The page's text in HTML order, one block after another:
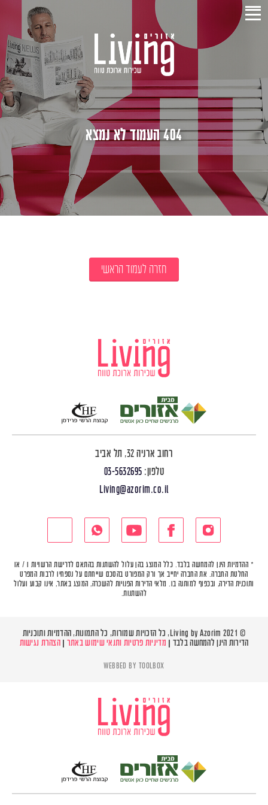
404 העמוד לא נמצא
חזרה לעמוד הראשי
רחוב ארניה 32, תל אביב
טלפון: 03-5632695
Living@azorim.co.il
* ההדמיות הינן להמחשה בלבד. כלל המוצג בהן עלול להשתנות בהתאם לדרישת הרשויות ו / או
החלטת החברה. את החברה יחייב אך ורק המפורט בהסכם שייחתם על נספחיו לרבות המפרט
ותוכנית הדירה, ובכפוף למותנה בו. מלאי הדירות הפנויות להשכרה, המוצג באתר, אינו קבוע ועלול
להשתנות.
© Living by Azorim 2021, כל הזכויות שמורות, כל התמונות, ההדמיות ותוכניות
הדירות הינן להמחשה בלבד |
מדיניות פרטיות ותנאי שימוש באתר הצהרת נגישות
WEBBED BY TOOLBOX